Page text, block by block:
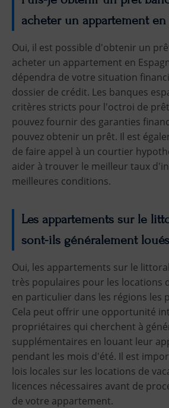
acheter un appartement en
Oui, il est possible d'obtenir un
acheter un appartement en
dépendra de votre situation
dossier de crédit. Les banques
critères stricts pour l'octroi de
pouvez fournir des garanties
pouvez obtenir un prêt. Il est
de faire appel à un courtier
aider à trouver le meilleur taux
meilleures conditions.
Les appartements sur le
sont-ils généralement
Oui, les appartements sur le
très populaires pour les locations
en particulier dans les régions les
Cela peut offrir une opportunité
propriétaires qui cherchent à
supplémentaires en louant leur
pendant les mois d'été. Il est
lois locales sur les locations de
licences nécessaires avant de
de votre appartement.